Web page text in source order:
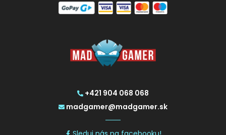
+421 904 068 068
madgamer@madgamer.sk